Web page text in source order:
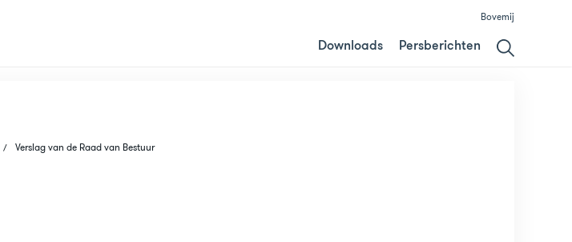
Bovemij
Downloads Persberichten
Verslag van de Raad van Bestuur